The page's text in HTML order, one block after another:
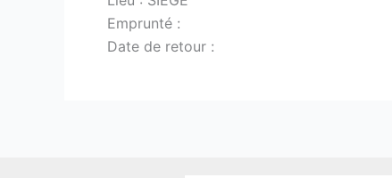
Emprunté :
Date de retour :